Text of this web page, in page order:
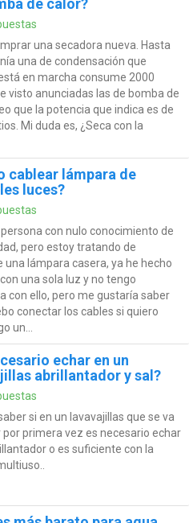
una secadora nueva. Hasta
una de condensación que
en marcha consume 2000
visto anunciadas las de bomba de
que la potencia que indica es de
Mi duda es, ¿Seca con la
cablear lámpara de
luces?
con nulo conocimiento de
pero estoy tratando de
una lámpara casera, ya he hecho
una sola luz y no tengo
con ello, pero me gustaría saber
conectar los cables si quiero
un...
echar en un
abrillantador y sal?
si en un lavavajillas que se va
por primera vez es necesario echar
o es suficiente con la